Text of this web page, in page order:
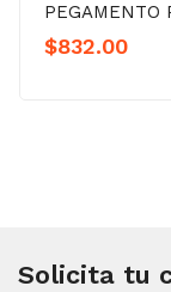
PEGAMENTO
$832.00
Solicita tu